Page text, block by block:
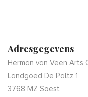
Adresgegevens
Herman van Veen Arts
Landgoed De Paltz 1
3768 MZ Soest